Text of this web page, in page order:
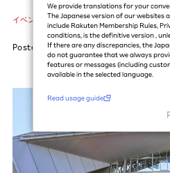
イベント #ヴィッセル神戸 #サッカー
Posted 2026.02.27
We provide translations for your
The Japanese version of our websites
include Rakuten Membership Rules,
conditions, is the definitive version ,
If there are any discrepancies, the
do not guarantee that we always
features or messages (including
available in the selected language.​
Read usage guide
利用ガイドを読む